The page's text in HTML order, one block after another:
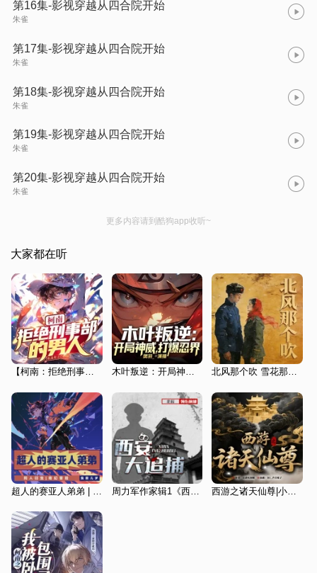
第16集-影视穿越从四合院开始
朱雀
第17集-影视穿越从四合院开始
朱雀
第18集-影视穿越从四合院开始
朱雀
第19集-影视穿越从四合院开始
朱雀
第20集-影视穿越从四合院开始
朱雀
更多内容请到酷狗app收听~
大家都在听
【柯南：拒绝刑事部的男人】东北夹子 | 著 木叶叛逆：开局神威，打爆忍界|火影忍者|重生复仇爽文 北风那个吹 雪花那个飘 | 年代小说 知青文学 | 影视原著 |《闯关东》高满堂
周力军作家辑1《西安大追捕》真实大案 西游之诸天仙尊|小说|爆笑穿越|玄幻高武|热血爽文|智商在线|二次元聊天群